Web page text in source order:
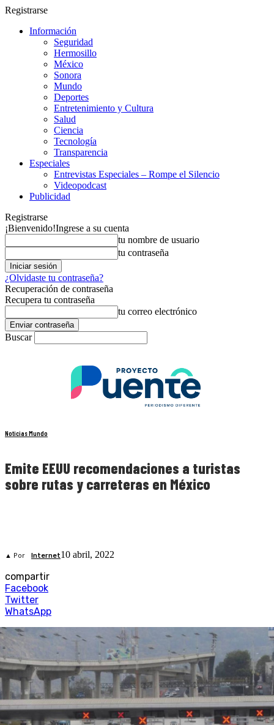
Registrarse
Información
Seguridad
Hermosillo
México
Sonora
Mundo
Deportes
Entretenimiento y Cultura
Salud
Ciencia
Tecnología
Transparencia
Especiales
Entrevistas Especiales – Rompe el Silencio
Videopodcast
Publicidad
Registrarse
¡Bienvenido!Ingrese a su cuenta
tu nombre de usuario
tu contraseña
¿Olvidaste tu contraseña?
Recuperación de contraseña
Recupera tu contraseña
tu correo electrónico
Buscar
Noticias Mundo
Emite EEUU recomendaciones a turistas
sobre rutas y carreteras en México
▲ Por Internet10 abril, 2022
compartir
Facebook
Twitter
WhatsApp